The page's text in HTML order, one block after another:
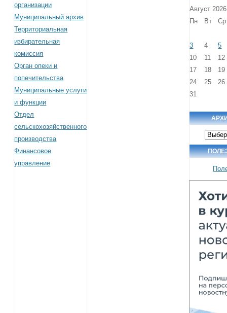
организации
Муниципальный архив
Территориальная
избирательная
комиссия
Орган опеки и
попечительства
Муниципальные услуги
и функции
Отдел
сельскохозяйственного
производства
Финансовое
управление
Август 2026
Пн
Вт Ср
3 4
5
10
11
12
17
18
19
24
25
26
31
Архив